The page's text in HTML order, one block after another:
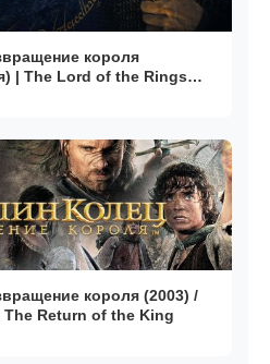
короля
| The Lord of the Rings
короля (2003) /
Return of the King